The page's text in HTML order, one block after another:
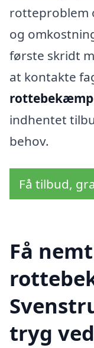
rotteproblem
og
første skridt
at kontakte
indhentet
behov.
Få tilbud,
Få
tryg ved